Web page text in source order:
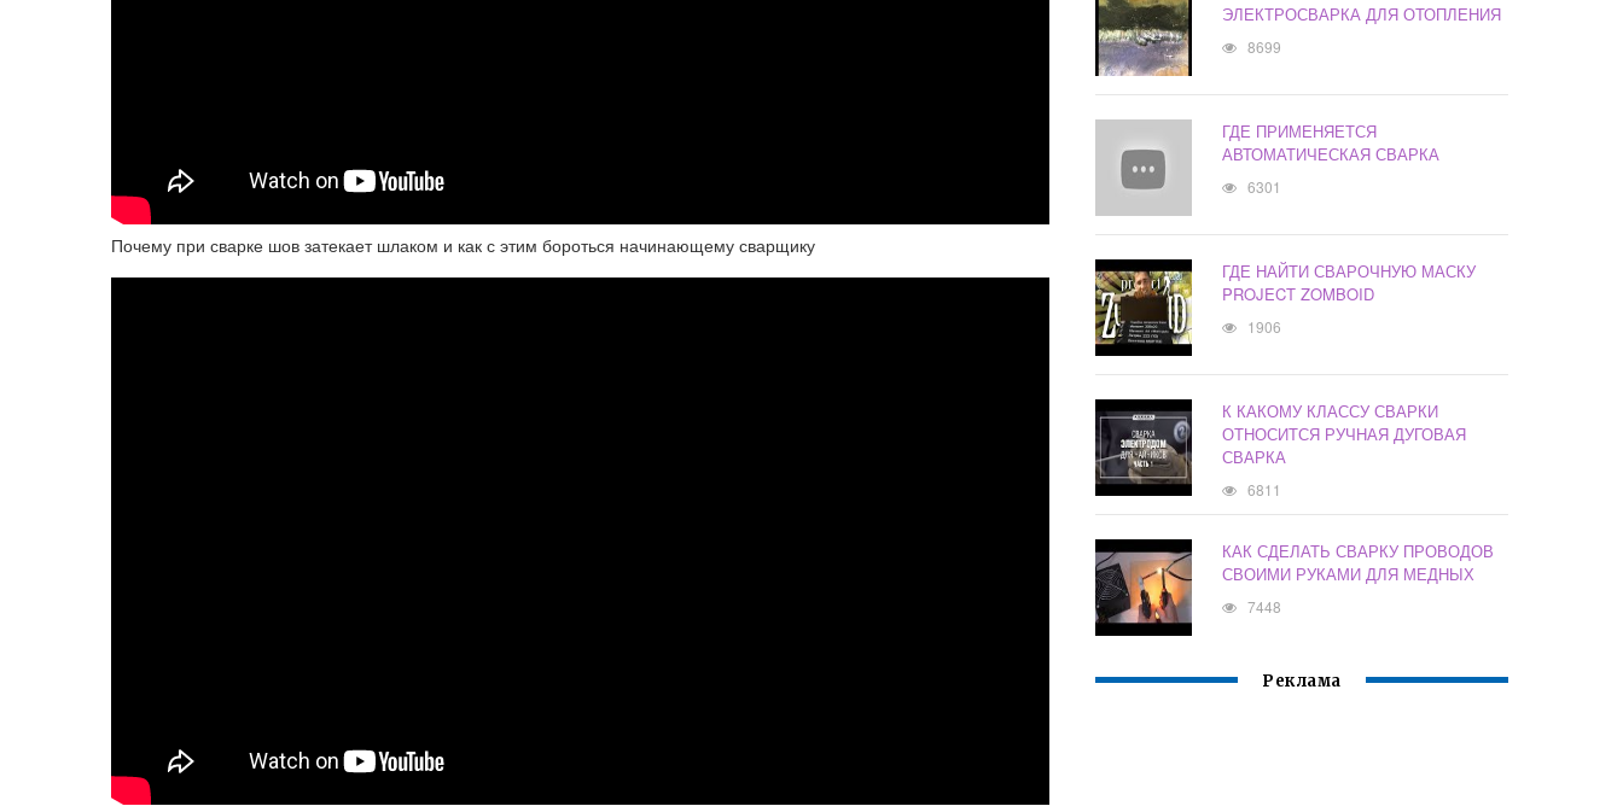
Почему при сварке шов затекает шлаком и как с этим бороться начинающему сварщику
ЭЛЕКТРОСВАРКА ДЛЯ ОТОПЛЕНИЯ
8699
ГДЕ ПРИМЕНЯЕТСЯ
АВТОМАТИЧЕСКАЯ СВАРКА
6301
ГДЕ НАЙТИ СВАРОЧНУЮ МАСКУ
PROJECT ZOMBOID
1906
К КАКОМУ КЛАССУ СВАРКИ
ОТНОСИТСЯ РУЧНАЯ ДУГОВАЯ
СВАРКА
6811
КАК СДЕЛАТЬ СВАРКУ ПРОВОДОВ
СВОИМИ РУКАМИ ДЛЯ МЕДНЫХ
7448
Реклама